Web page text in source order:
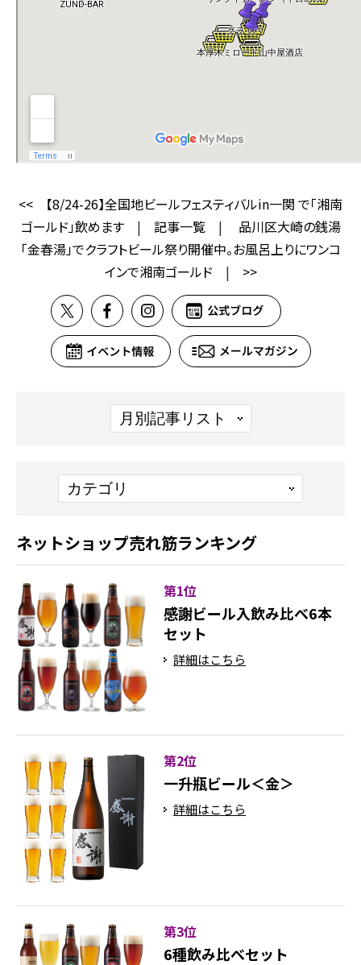
<<
【8/24-26】全国地ビールフェスティバルin一関 で「湘南
ゴールド」飲めます| 記事一覧|
品川区大崎の銭湯
「金春湯」でクラフトビール祭り開催中。お風呂上りにワンコ
インで湘南ゴールド | >>
ネットショップ売れ筋ランキング
第1位
感謝ビール入飲み比べ6本
セット
詳細はこちら
第2位
一升瓶ビール＜金＞
詳細はこちら
第3位
6種飲み比べセット